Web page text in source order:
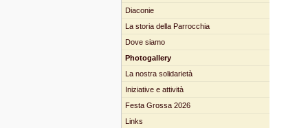
Diaconie
La storia della Parrocchia
Dove siamo
Photogallery
La nostra solidarietà
Iniziative e attività
Festa Grossa 2026
Links